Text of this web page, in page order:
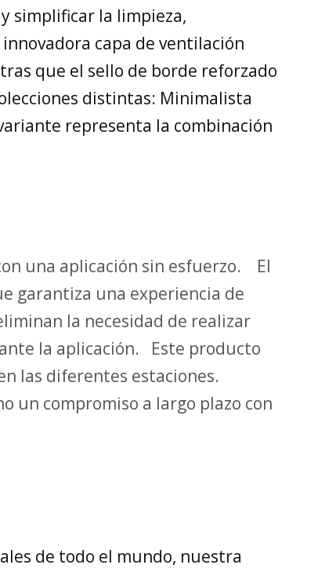
simplificar la limpieza,
capa de ventilación
que el sello de borde reforzado
distintas: Minimalista
representa la combinación
una aplicación sin esfuerzo. El
garantiza una experiencia de
la necesidad de realizar
la aplicación. Este producto
las diferentes estaciones.
un compromiso a largo plazo con
de todo el mundo, nuestra